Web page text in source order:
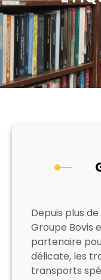
Depuis plus
Groupe Bovis
partenaire
délicate, les
transports